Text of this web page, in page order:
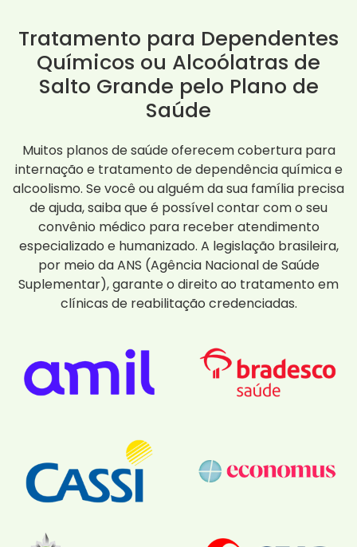
Tratamento para Dependentes
Químicos ou Alcoólatras de
Salto Grande pelo Plano de
Saúde
Muitos planos de saúde oferecem cobertura para
internação e tratamento de dependência química e
alcoolismo. Se você ou alguém da sua família precisa
de ajuda, saiba que é possível contar com o seu
convênio médico para receber atendimento
especializado e humanizado. A legislação brasileira,
por meio da ANS (Agência Nacional de Saúde
Suplementar), garante o direito ao tratamento em
clínicas de reabilitação credenciadas.